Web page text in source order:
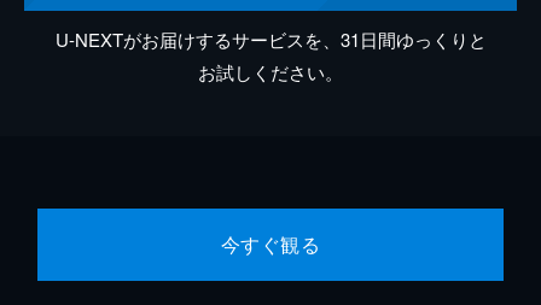
U-NEXTがお届けするサービスを、31日間ゆっくりと
お試しください。
今すぐ観る